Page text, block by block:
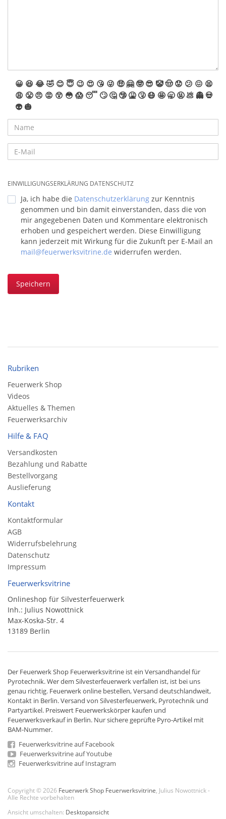
😀 😆 😂🤣 😊 😇 😉 😍 😘 😜 🤑 🤗 🤓 😎 🤡🤠 😟 😕 😖 😫
😩 😤 😠 😡 😲 😳 😱 😴 🙄 🤔 🤥 🤮 🤧 😷 🤩 🥱 🤬 💩 👻 💀
👽 🎃
EINWILLIGUNGSERKLÄRUNG DATENSCHUTZ
Ja, ich habe die Datenschutzerklärung zur Kenntnis
genommen und bin damit einverstanden, dass die von
mir angegebenen Daten und Kommentare elektronisch
erhoben und gespeichert werden. Diese Einwilligung
kann jederzeit mit Wirkung für die Zukunft per E-Mail an
mail@feuerwerksvitrine.de widerrufen werden.
Speichern
Rubriken
Feuerwerk Shop
Videos
Aktuelles & Themen
Feuerwerksarchiv
Hilfe & FAQ
Versandkosten
Bezahlung und Rabatte
Bestellvorgang
Auslieferung
Kontakt
Kontaktformular
AGB
Widerrufsbelehrung
Datenschutz
Impressum
Feuerwerksvitrine
Onlineshop für Silvesterfeuerwerk
Inh.: Julius Nowottnick
Max-Koska-Str. 4
13189 Berlin
Der Feuerwerk Shop Feuerwerksvitrine ist ein Versandhandelfür
Pyrotechnik. Wer dem Silvesterfeuerwerk verfallen ist, ist bei uns
genau richtig. Feuerwerk online bestellen,Versand deutschlandweit,
Kontakt in Berlin. Versand von Silvesterfeuerwerk, Pyrotechnik und
Partyartikel. Preiswert Feuerwerkskörper kaufen und
Feuerwerksverkauf in Berlin. Nur sichere geprüfte Pyro-Artikel mit
BAM-Nummer.
Feuerwerksvitrine auf Facebook
Feuerwerksvitrine auf Youtube
Feuerwerksvitrine auf Instagram
Copyright © 2026 Feuerwerk Shop Feuerwerksvitrine , Julius Nowottnick -
Alle Rechte vorbehalten
Ansicht umschalten: Desktopansicht